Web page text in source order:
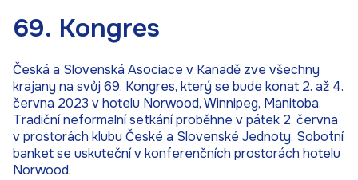
69. Kongres
Česká a Slovenská Asociace v Kanadě zve všechny
krajany na svůj 69. Kongres, který se bude konat 2. až 4.
června 2023 v hotelu Norwood, Winnipeg, Manitoba.
Tradiční neformalní setkání proběhne v pátek 2. června
v prostorách klubu České a Slovenské Jednoty. Sobotní
banket se uskuteční v konferenčních prostorách hotelu
Norwood.